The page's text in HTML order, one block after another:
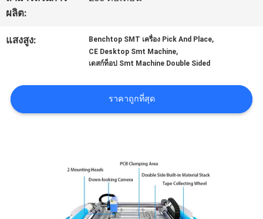
เรา
SHOPPING
ON
ผลิต:
แสงสูง: Benchtop SMT เครื่อง Pick And Place,
CE Desktop Smt Machine,
เดสก์ท็อป Smt Machine Double Sided
ราคาถูกที่สุด